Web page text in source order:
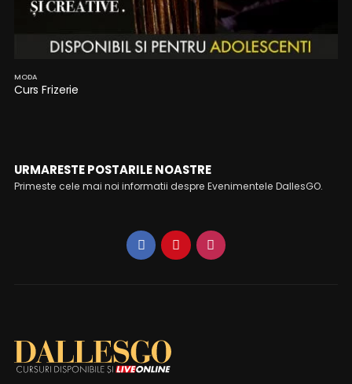
MODA
Curs Frizerie
URMARESTE POSTARILE NOASTRE
Primeste cele mai noi informatii despre Evenimentele DallesGO.